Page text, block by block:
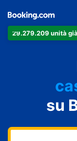
29.279.209 unità
il tuo
la
su